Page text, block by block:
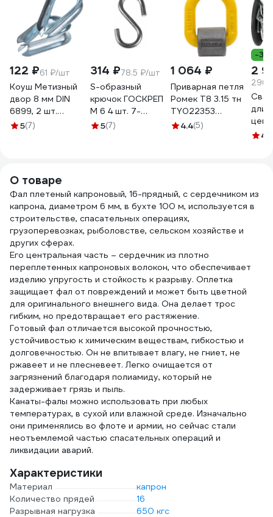
122 ₽61 ₽/шт
Коуш Метизный
двор 8 мм DIN
6899, 2 шт.
4690441031785
5(7)
314 ₽78.5 ₽/шт
S-образный
крючок ГОСКРЕП
М 6 4 шт. 7-
0015190
5(7)
1 064 ₽
Приварная петля
Ромек Т8 3.15 тн
TY022353
2000000135373
4.4(5)
-
2
296
7634.9
О товаре
Фал плетеный капроновый, 16-прядный, с сердечником из
капрона, диаметром 6 мм, в бухте 100 м, используется в
строительстве, спасательных операциях,
грузоперевозках, рыболовстве, сельском хозяйстве и
других сферах.
Его центральная часть – сердечник из плотно
переплетенных капроновых волокон, что обеспечивает
изделию упругость и стойкость к разрыву. Оплетка
защищает фал от повреждений и может быть цветной
для оригинального внешнего вида. Она делает трос
гибким, но предотвращает его растяжение.
Готовый фал отличается высокой прочностью,
устойчивостью к химическим веществам, гибкостью и
долговечностью. Он не впитывает влагу, не гниет, не
ржавеет и не плесневеет. Легко очищается от
загрязнений благодаря полиамиду, который не
задерживает грязь и пыль.
Канаты-фалы можно использовать при любых
температурах, в сухой или влажной среде. Изначально
они применялись во флоте и армии, но сейчас стали
неотъемлемой частью спасательных операций и
ликвидации аварий.
Характеристики
Материал
капрон
Количество прядей
16
Разрывная нагрузка
650 кгс